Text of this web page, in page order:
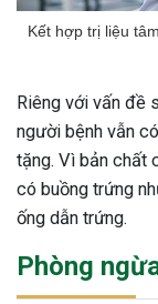
Kết hợp trị liệu
Riêng với vấn đề
người bệnh vẫn
tặng. Vì bản chất
có buồng trứng
ống dẫn trứng.
Phòng